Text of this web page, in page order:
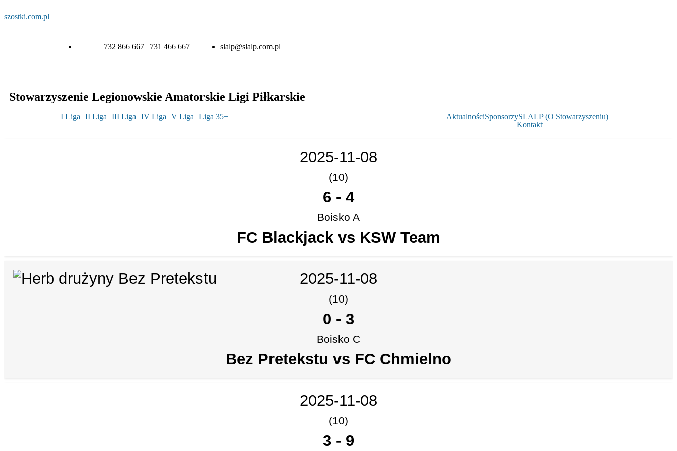
szostki.com.pl
732 866 667 | 731 466 667 slalp@slalp.com.pl
Stowarzyszenie Legionowskie Amatorskie Ligi Piłkarskie
I Liga II Liga III Liga IV Liga V Liga Liga 35+ AktualnościSponsorzySLALP (O Stowarzyszeniu)
Kontakt
2025-11-08
(10)
6 - 4
Boisko A
FC Blackjack vs KSW Team
2025-11-08
(10)
0 - 3
Boisko C
Bez Pretekstu vs FC Chmielno
2025-11-08
(10)
3 - 9